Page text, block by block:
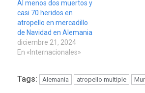
Al menos dos muertos y
casi 70 heridos en
atropello en mercadillo
de Navidad en Alemania
diciembre 21, 2024
En «Internacionales»
Tags: Alemania atropello multiple